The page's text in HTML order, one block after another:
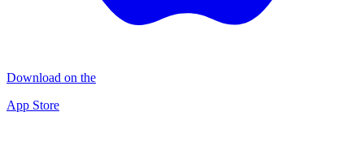
Download on the
App Store